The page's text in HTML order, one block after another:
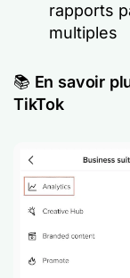
rapports
multiples
📚 En savoir
TikTok